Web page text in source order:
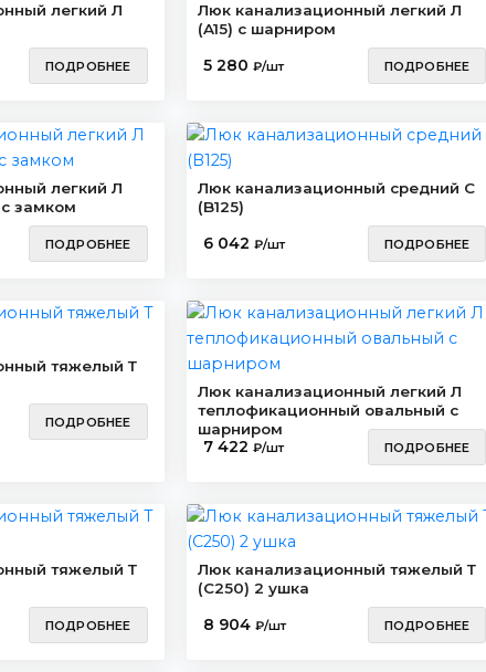
легкий Л
ПОДРОБНЕЕ
Люк канализационный легкий Л
(A15) с шарниром
5 280 ₽/шт ПОДРОБНЕЕ
легкий Л
замком
ПОДРОБНЕЕ
Люк канализационный средний С
(B125)
6 042 ₽/шт ПОДРОБНЕЕ
тяжелый Т
ПОДРОБНЕЕ
Люк канализационный легкий Л
теплофикационный овальный с
шарниром
7 422 ₽/шт ПОДРОБНЕЕ
тяжелый Т
ПОДРОБНЕЕ
Люк канализационный тяжелый Т
(C250) 2 ушка
8 904 ₽/шт ПОДРОБНЕЕ